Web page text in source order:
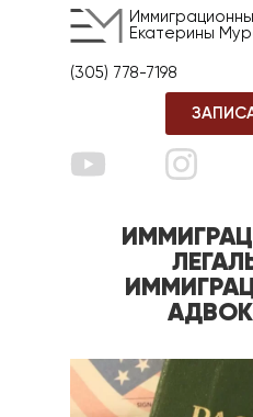
Екатерины
(305) 778-7198